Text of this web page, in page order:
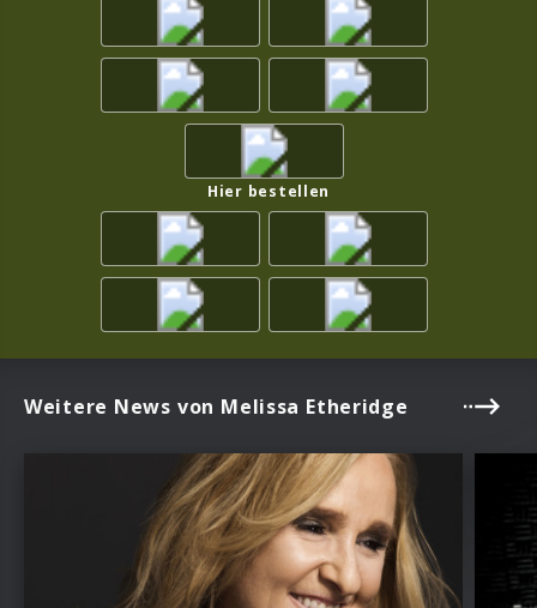
Hier bestellen
Weitere News von Melissa Etheridge